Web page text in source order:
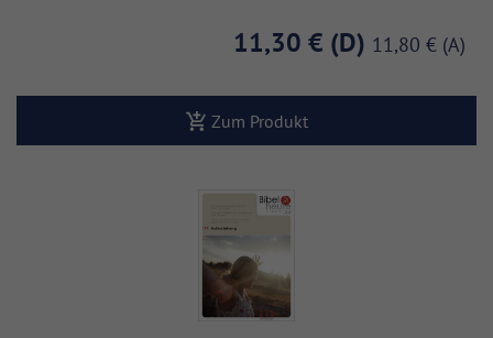
11,30 € 11,80 €
Zum Produkt